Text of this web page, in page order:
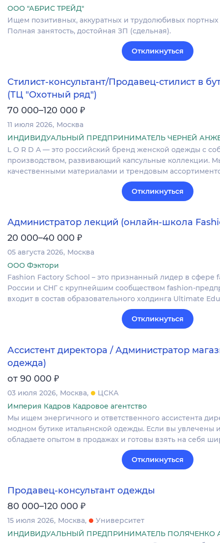
ООО "АБРИС ТРЕЙД"
Ищем позитивных, аккуратных и трудолюбивых
Полная занятость, достойная ЗП (сдельная).
Откликнуться
Стилист-консультант/Продавец-стилист в
(ТЦ "Охотный ряд")
70 000–120 000 ₽
11 июля 2026 Москва
ИНДИВИДУАЛЬНЫЙ ПРЕДПРИНИМАТЕЛЬ ЧЕРНЕЙ
L O R D A — это​​ российский бренд женской одежды с
производством, развивающий капсульные коллекции.
качественными материалами и трендовым
Откликнуться
Администратор лекций (онлайн-школа
20 000–40 000 ₽
05 августа 2026 Москва
ООО Фэктори
Fashion Factory School – это признанный лидер в сфере
России и СНГ с крупнейшим сообществом fashion-
входит в состав образовательного холдинга Ultimate
Откликнуться
Ассистент директора / Администратор
одежда)
от 90 000 ₽
03 июля 2026 Москва
ЦСКА
Империя Кадров Кадровое агентство
Мы ищем энергичного и ответственного ассистента
модном бутике итальянской одежды. Если вы увлечены
обладаете опытом в продажах и готовы взять на себя
Откликнуться
Продавец-консультант одежды
80 000–120 000 ₽
15 июля 2026 Москва
Университет
ИНДИВИДУАЛЬНЫЙ ПРЕДПРИНИМАТЕЛЬ ПОЛЯЧЕНКО